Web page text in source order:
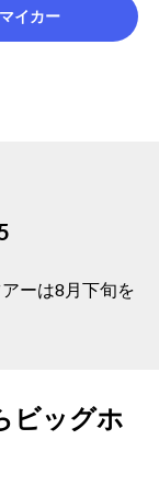
マイカー
ーは8月下旬を
ビッグホ